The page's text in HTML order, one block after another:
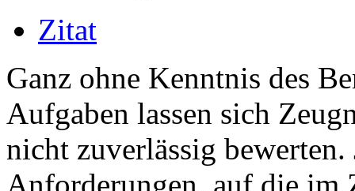
Zitat
Ganz ohne Kenntnis des
Aufgaben lassen sich
nicht zuverlässig bewerten.